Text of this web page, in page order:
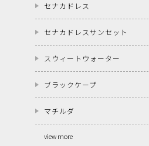
セナカドレス
セナカドレスサンセット
スウィートウォーター
ブラックケープ
マチルダ
view more